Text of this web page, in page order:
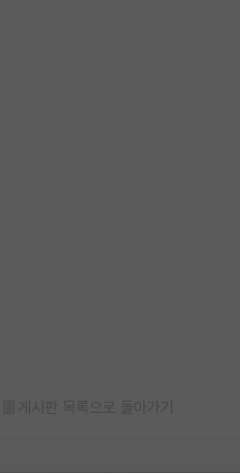
게시판 목록으로 돌아가기